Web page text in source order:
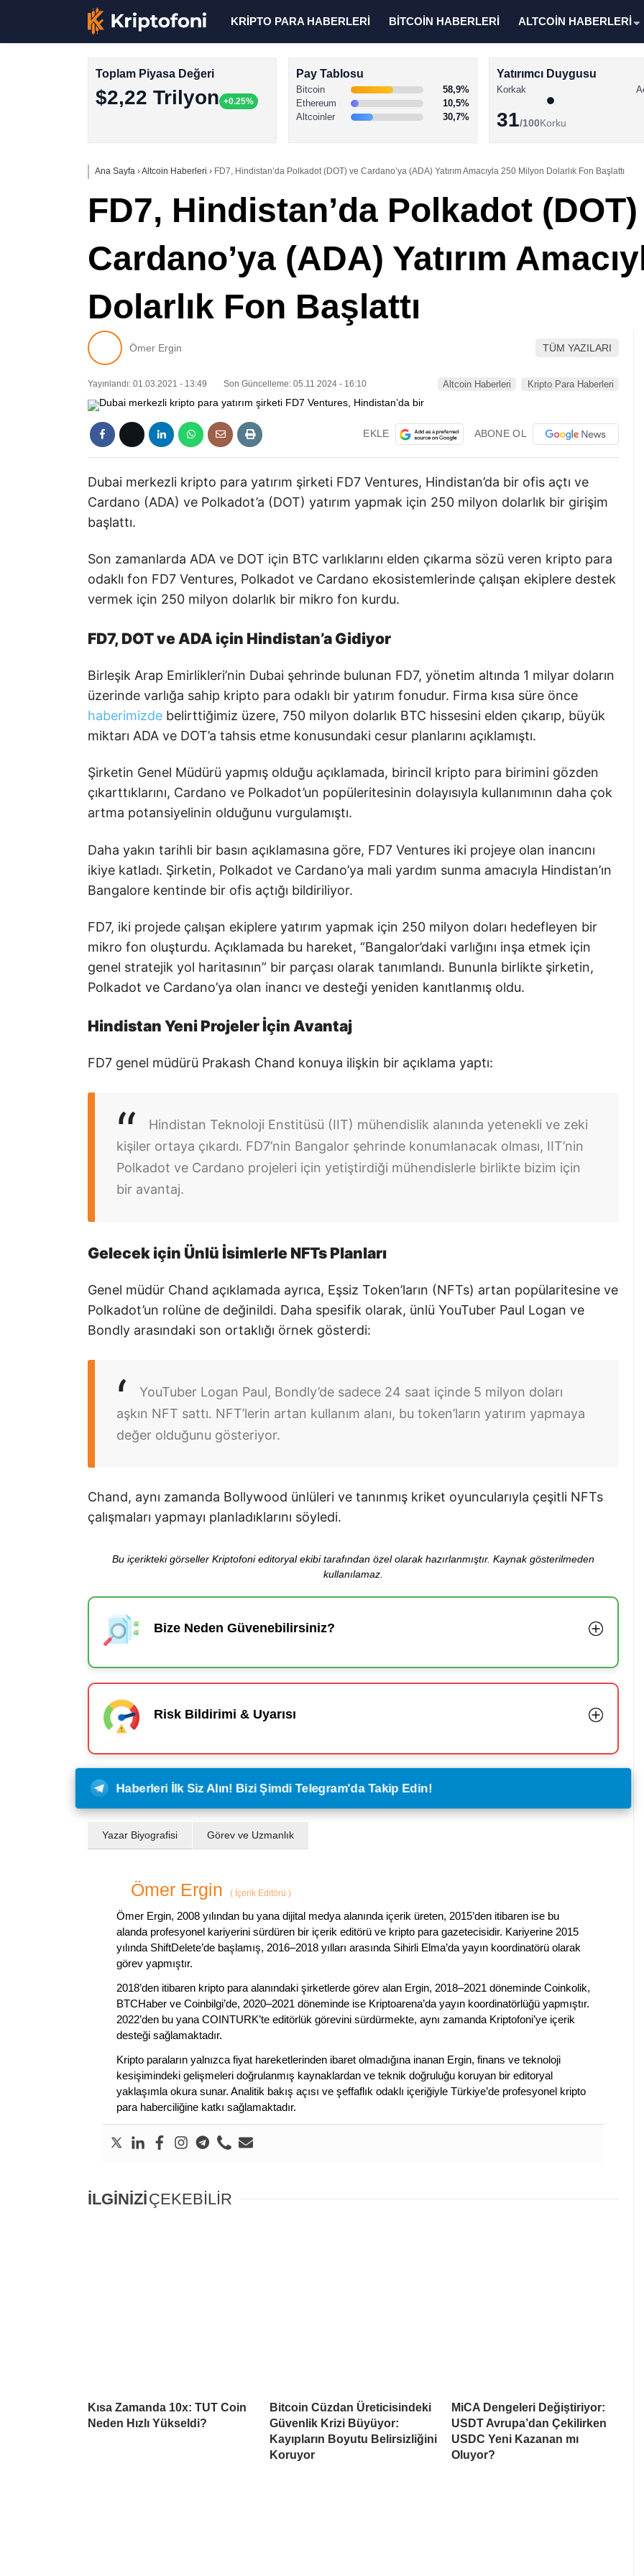
KRİPTO PARA HABERLERİ BİTCOİN HABERLERİ ALTCOİN HABERLERİ
Toplam Piyasa Değeri
$2,22 Trilyon +0.25%
Pay Tablosu
Bitcoin
58,9%
Ethereum
10,5%
Altcoinler
30,7%
Yatırımcı Duygusu
Korkak
31/100Korku
Ana Sayfa ›Altcoin Haberleri › FD7, Hindistan’da Polkadot (DOT) ve Cardano’ya (ADA) Yatırım Amacıyla 250 Milyon Dolarlık Fon Başlattı
FD7, Hindistan’da Polkadot
Cardano’ya (ADA) Yatırım
Dolarlık Fon Başlattı
Ömer Ergin TÜM YAZILARI
Yayınlandı: 01.03.2021 - 13:49 Son Güncelleme: 05.11.2024 - 16:10 Altcoin Haberleri Kripto Para Haberleri
EKLE ABONE OL
Dubai merkezli kripto para yatırım şirketi FD7 Ventures, Hindistan’da bir ofis açtı ve
Cardano (ADA) ve Polkadot’a (DOT) yatırım yapmak için 250 milyon dolarlık bir girişim
başlattı.
Son zamanlarda ADA ve DOT için BTC varlıklarını elden çıkarma sözü veren kripto para
odaklı fon FD7 Ventures, Polkadot ve Cardano ekosistemlerinde çalışan ekiplere destek
vermek için 250 milyon dolarlık bir mikro fon kurdu.
FD7, DOT ve ADA için Hindistan’a Gidiyor
Birleşik Arap Emirlikleri’nin Dubai şehrinde bulunan FD7, yönetim altında 1 milyar doların
üzerinde varlığa sahip kripto para odaklı bir yatırım fonudur. Firma kısa süre önce
haberimizde belirttiğimiz üzere, 750 milyon dolarlık BTC hissesini elden çıkarıp, büyük
miktarı ADA ve DOT’a tahsis etme konusundaki cesur planlarını açıklamıştı.
Şirketin Genel Müdürü yapmış olduğu açıklamada, birincil kripto para birimini gözden
çıkarttıklarını, Cardano ve Polkadot’un popüleritesinin dolayısıyla kullanımının daha çok
artma potansiyelinin olduğunu vurgulamıştı.
Daha yakın tarihli bir basın açıklamasına göre, FD7 Ventures iki projeye olan inancını
ikiye katladı. Şirketin, Polkadot ve Cardano’ya mali yardım sunma amacıyla Hindistan’ın
Bangalore kentinde bir ofis açtığı bildiriliyor.
FD7, iki projede çalışan ekiplere yatırım yapmak için 250 milyon doları hedefleyen bir
mikro fon oluşturdu. Açıklamada bu hareket, “Bangalor’daki varlığını inşa etmek için
genel stratejik yol haritasının” bir parçası olarak tanımlandı. Bununla birlikte şirketin,
Polkadot ve Cardano’ya olan inancı ve desteği yeniden kanıtlanmış oldu.
Hindistan Yeni Projeler İçin Avantaj
FD7 genel müdürü Prakash Chand konuya ilişkin bir açıklama yaptı:
Hindistan Teknoloji Enstitüsü (IIT) mühendislik alanında yetenekli ve zeki
kişiler ortaya çıkardı. FD7’nin Bangalor şehrinde konumlanacak olması, IIT’nin
Polkadot ve Cardano projeleri için yetiştirdiği mühendislerle birlikte bizim için
bir avantaj.
Gelecek için Ünlü İsimlerle NFTs Planları
Genel müdür Chand açıklamada ayrıca, Eşsiz Token’ların (NFTs) artan popülaritesine ve
Polkadot’un rolüne de değinildi. Daha spesifik olarak, ünlü YouTuber Paul Logan ve
Bondly arasındaki son ortaklığı örnek gösterdi:
YouTuber Logan Paul, Bondly’de sadece 24 saat içinde 5 milyon doları
aşkın NFT sattı. NFT’lerin artan kullanım alanı, bu token’ların yatırım yapmaya
değer olduğunu gösteriyor.
Chand, aynı zamanda Bollywood ünlüleri ve tanınmış kriket oyuncularıyla çeşitli NFTs
çalışmaları yapmayı planladıklarını söyledi.
Bu içerikteki görseller Kriptofoni editoryal ekibi tarafından özel olarak hazırlanmıştır. Kaynak gösterilmeden
kullanılamaz.
Bize Neden Güvenebilirsiniz?
Risk Bildirimi & Uyarısı
Haberleri İlk Siz Alın! Bizi Şimdi Telegram'da Takip Edin!
Yazar Biyografisi Görev ve Uzmanlık
Ömer Ergin ( İçerik Editörü )
Ömer Ergin, 2008 yılından bu yana dijital medya alanında içerik üreten, 2015’den itibaren ise bu
alanda profesyonel kariyerini sürdüren bir içerik editörü ve kripto para gazetecisidir. Kariyerine 2015
yılında ShiftDelete’de başlamış, 2016–2018 yılları arasında Sihirli Elma’da yayın koordinatörü olarak
görev yapmıştır.
2018’den itibaren kripto para alanındaki şirketlerde görev alan Ergin, 2018–2021 döneminde Coinkolik,
BTCHaber ve Coinbilgi’de, 2020–2021 döneminde ise Kriptoarena’da yayın koordinatörlüğü yapmıştır.
2022’den bu yana COINTURK’te editörlük görevini sürdürmekte, aynı zamanda Kriptofoni’ye içerik
desteği sağlamaktadır.
Kripto paraların yalnızca fiyat hareketlerinden ibaret olmadığına inanan Ergin, finans ve teknoloji
kesişimindeki gelişmeleri doğrulanmış kaynaklardan ve teknik doğruluğu koruyan bir editoryal
yaklaşımla okura sunar. Analitik bakış açısı ve şeffaflık odaklı içeriğiyle Türkiye’de profesyonel kripto
para haberciliğine katkı sağlamaktadır.
İLGİNİZİÇEKEBİLİR
Kısa Zamanda 10x: TUT Coin
Neden Hızlı Yükseldi?
Bitcoin Cüzdan Üreticisindeki
Güvenlik Krizi Büyüyor:
Kayıpların Boyutu Belirsizliğini
Koruyor
MiCA Dengeleri Değiştiriyor:
USDT Avrupa’dan Çekilirken
USDC Yeni Kazanan mı
Oluyor?